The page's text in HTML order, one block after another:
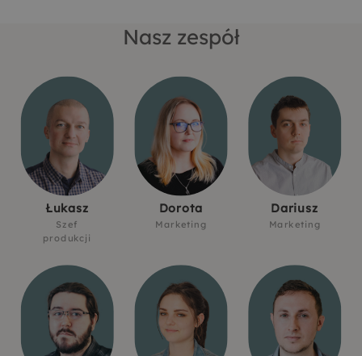
Nasz zespół
Łukasz
Szef
produkcji
Dorota
Marketing
Dariusz
Marketing